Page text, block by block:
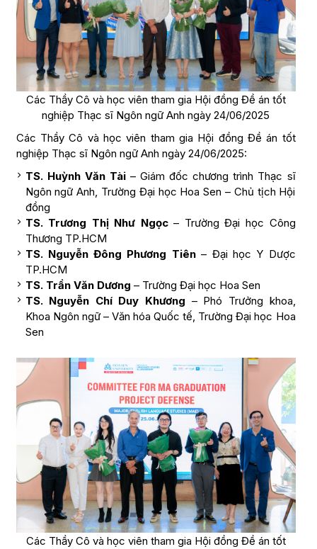
Các Thầy Cô và học viên tham gia Hội đồng Đề án tốt
nghiệp Thạc sĩ Ngôn ngữ Anh ngày 24/06/2025
Các Thầy Cô và học viên tham gia Hội đồng Đề án tốt
nghiệp Thạc sĩ Ngôn ngữ Anh ngày 24/06/2025:
TS. Huỳnh Văn Tài – Giám đốc chương trình Thạc sĩ
Ngôn ngữ Anh, Trường Đại học Hoa Sen – Chủ tịch Hội
đồng
TS. Trương Thị Như Ngọc– Trường Đại học Công
Thương TP.HCM
TS. Nguyễn Đông Phương Tiên– Đại học Y Dược
TP.HCM
TS. Trần Văn Dương – Trường Đại học Hoa Sen
TS. Nguyễn Chí Duy Khương – Phó Trưởng khoa,
Khoa Ngôn ngữ – Văn hóa Quốc tế, Trường Đại học Hoa
Sen
Các Thầy Cô và học viên tham gia Hội đồng Đề án tốt